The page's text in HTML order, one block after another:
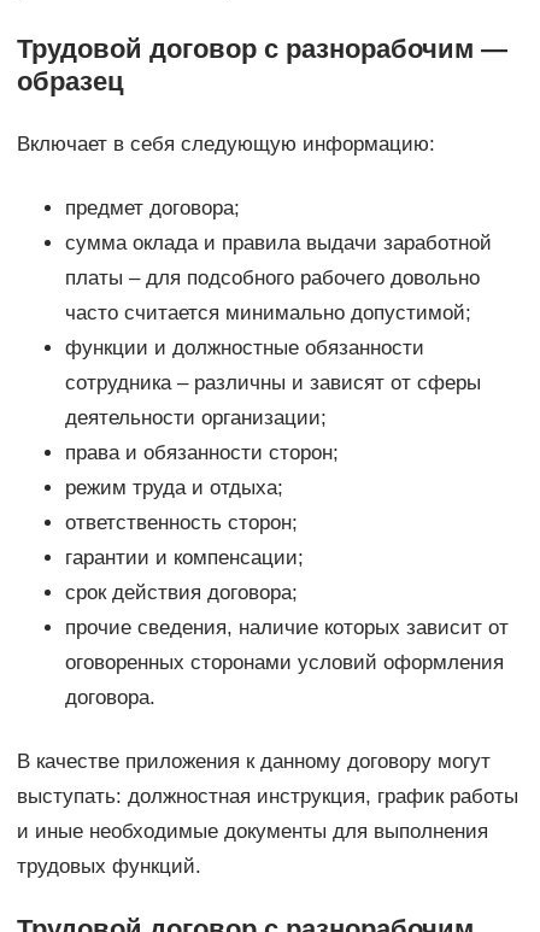
Трудовой договор с разнорабочим —
образец
Включает в себя следующую информацию:
предмет договора;
сумма оклада и правила выдачи заработной
платы – для подсобного рабочего довольно
часто считается минимально допустимой;
функции и должностные обязанности
сотрудника – различны и зависят от сферы
деятельности организации;
права и обязанности сторон;
режим труда и отдыха;
ответственность сторон;
гарантии и компенсации;
срок действия договора;
прочие сведения, наличие которых зависит от
оговоренных сторонами условий оформления
договора.
В качестве приложения к данному договору могут
выступать: должностная инструкция, график работы
и иные необходимые документы для выполнения
трудовых функций.